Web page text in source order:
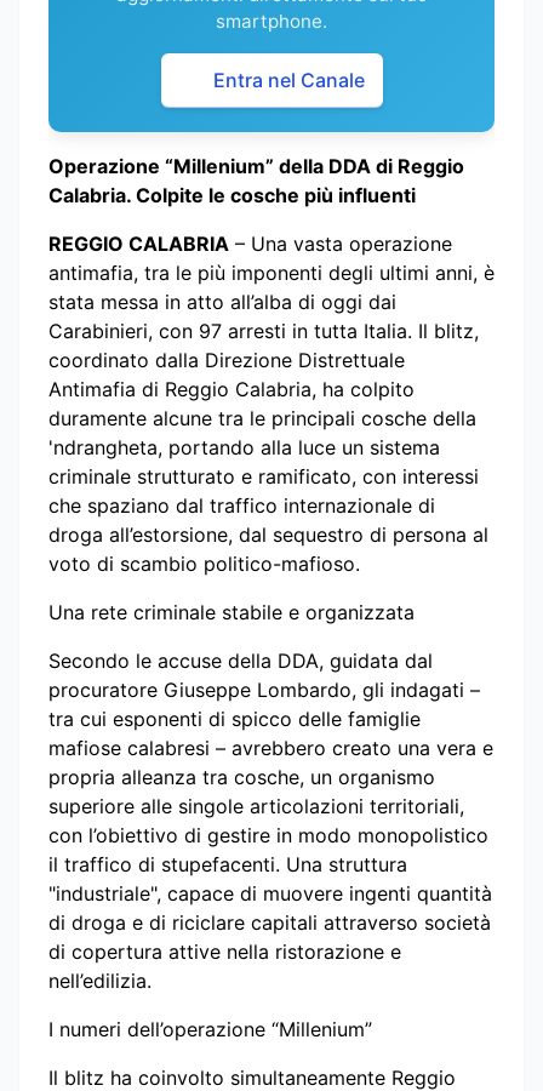
smartphone.
Entra nel Canale
Operazione “Millenium” della DDA di Reggio
Calabria. Colpite le cosche più influenti
REGGIO CALABRIA – Una vasta operazione
antimafia, tra le più imponenti degli ultimi anni, è
stata messa in atto all’alba di oggi dai
Carabinieri, con 97 arresti in tutta Italia. Il blitz,
coordinato dalla Direzione Distrettuale
Antimafia di Reggio Calabria, ha colpito
duramente alcune tra le principali cosche della
'ndrangheta, portando alla luce un sistema
criminale strutturato e ramificato, con interessi
che spaziano dal traffico internazionale di
droga all’estorsione, dal sequestro di persona al
voto di scambio politico-mafioso.
Una rete criminale stabile e organizzata
Secondo le accuse della DDA, guidata dal
procuratore Giuseppe Lombardo, gli indagati –
tra cui esponenti di spicco delle famiglie
mafiose calabresi – avrebbero creato una vera e
propria alleanza tra cosche, un organismo
superiore alle singole articolazioni territoriali,
con l’obiettivo di gestire in modo monopolistico
il traffico di stupefacenti. Una struttura
"industriale", capace di muovere ingenti quantità
di droga e di riciclare capitali attraverso società
di copertura attive nella ristorazione e
nell’edilizia.
I numeri dell’operazione “Millenium”
Il blitz ha coinvolto simultaneamente Reggio